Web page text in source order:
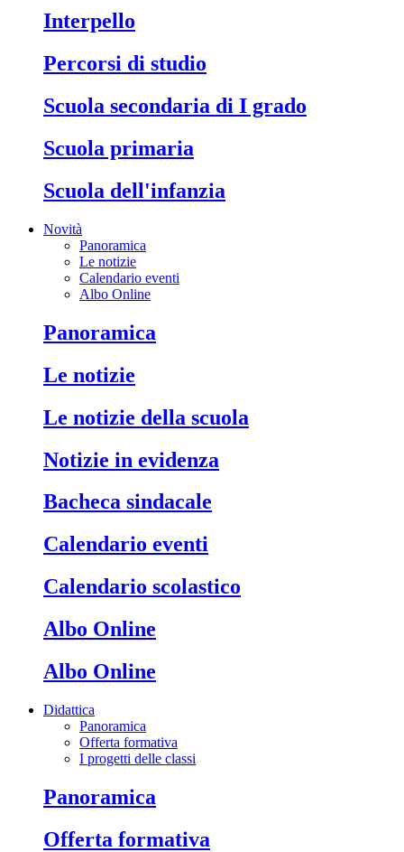
Interpello
Percorsi di studio
Scuola secondaria di I grado
Scuola primaria
Scuola dell'infanzia
Novità
Panoramica
Le notizie
Calendario eventi
Albo Online
Panoramica
Le notizie
Le notizie della scuola
Notizie in evidenza
Bacheca sindacale
Calendario eventi
Calendario scolastico
Albo Online
Albo Online
Didattica
Panoramica
Offerta formativa
I progetti delle classi
Panoramica
Offerta formativa